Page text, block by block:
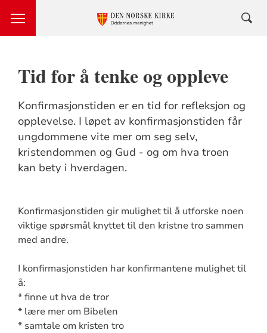
Tid for å tenke og oppleve
Konfirmasjonstiden er en tid for refleksjon og
opplevelse. I løpet av konfirmasjonstiden får
ungdommene vite mer om seg selv,
kristendommen og Gud - og om hva troen
kan bety i hverdagen.
Konfirmasjonstiden gir mulighet til å utforske noen
viktige spørsmål knyttet til den kristne tro sammen
med andre.
I konfirmasjonstiden har konfirmantene mulighet til
å:
* finne ut hva de tror
* lære mer om Bibelen
* samtale om kristen tro